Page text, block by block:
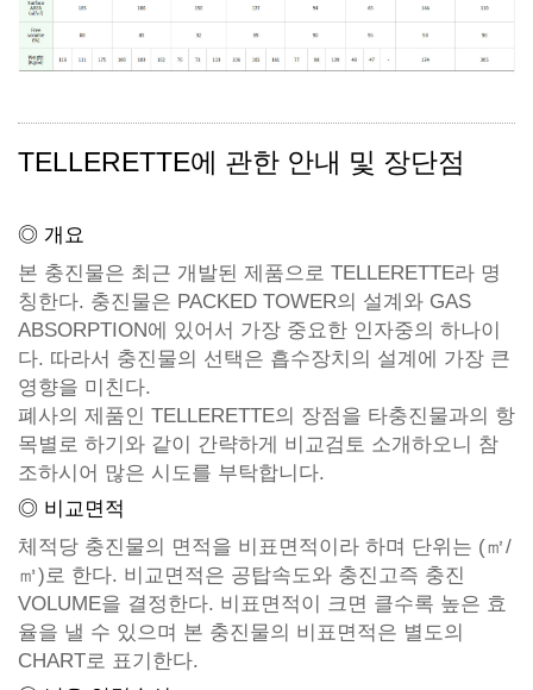
TELLERETTE에 관한 안내 및 장단점
◎ 개요
본 충진물은 최근 개발된 제품으로 TELLERETTE라 명
칭한다. 충진물은 PACKED TOWER의 설계와 GAS
ABSORPTION에 있어서 가장 중요한 인자중의 하나이
다. 따라서 충진물의 선택은 흡수장치의 설계에 가장 큰
영향을 미친다.
폐사의 제품인 TELLERETTE의 장점을 타충진물과의 항
목별로 하기와 같이 간략하게 비교검토 소개하오니 참
조하시어 많은 시도를 부탁합니다.
◎ 비교면적
체적당 충진물의 면적을 비표면적이라 하며 단위는 (㎡/
㎥)로 한다. 비교면적은 공탑속도와 충진고즉 충진
VOLUME을 결정한다. 비표면적이 크면 클수록 높은 효
율을 낼 수 있으며 본 충진물의 비표면적은 별도의
CHART로 표기한다.